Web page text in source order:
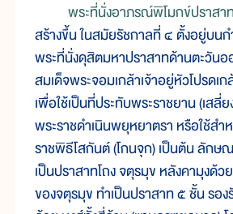
พระที่นั่งอาภรณ์พิโมกข์ปราสา
สร้างขึ้น ในสมัยรัชกาลที่ ๔ ตั้งอยู่บน
พระที่นั่งดุสิตมหาปราสาทด้านตะวัน
สมเด็จพระจอมเกล้าเจ้าอยู่หัวโปรดเ
เพื่อใช้เป็นที่ประทับพระราชยาน (เสลี่ย
พระราชดำเนินพยุหยาตรา หรือใช้สำ
ราชพิธีโสกันต์ (โกนจุก) เป็นต้น ลักษ
เป็นปราสาทโถง จตุรมุข หลังคามุงด้
ของจตุรมุข ทำเป็นปราสาท ๕ ชั้น รอ